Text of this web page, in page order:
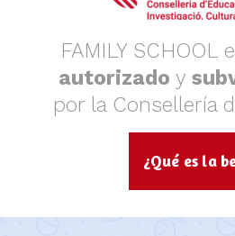
FAMILY SCHOOL
autorizado y
por la Consellería
¿Qué es la